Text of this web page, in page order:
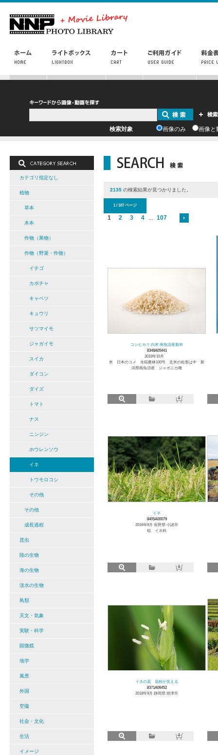
検索対象 画像のみ 画像と
カテゴリ指定なし
植物
草本
木本
作物（果物）
作物（野菜・作物）
イチゴ
カボチャ
キャベツ
キュウリ
サツマイモ
ジャガイモ
スイカ
ダイコン
ダイズ
トマト
ナス
ニンジン
ホウレンソウ
イネ
トウモロコシ
その他
その他
成長過程
昆虫
陸の生物
海の生物
淡水の生物
鳥類
天文・気象
実験・科学
顕微鏡
地学
風景
外国
空撮
社会・文化
生活
イメージ
2135 の検索結果が見つかりました。
1 / 107 ページ
1 2 3 4 ... 107
コシヒカリ 白米 南魚沼産新米
8348A05441
2019年10月
米 日本のコメ 水稲農林100号 玄米の粒形は中 新
潟県南魚沼産 ジャポニカ種
イネ
8405A00079
2016年9月 長野県 小諸市
稲 イネ科
イネの花 花粉が見える
8371A06452
2018年9月 静岡県 焼津市